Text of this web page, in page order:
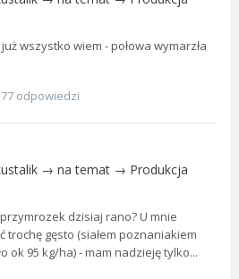
wszystko wiem - połowa wymarzła
odpowiedzi
→ na temat → Produkcja
dzisiaj rano? U mnie
trochę gęsto (siałem poznaniakiem
ok 95 kg/ha) - mam nadzieję tylko...